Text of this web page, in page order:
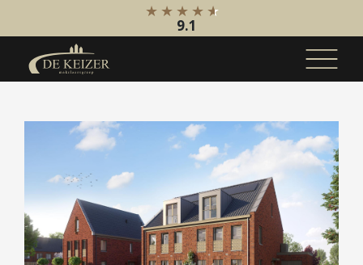
Koopaanbod
Bestaande bouw
Internationaal
Nieuwbouw
Bedrijfsaanbod
Huuraanbod
9.1